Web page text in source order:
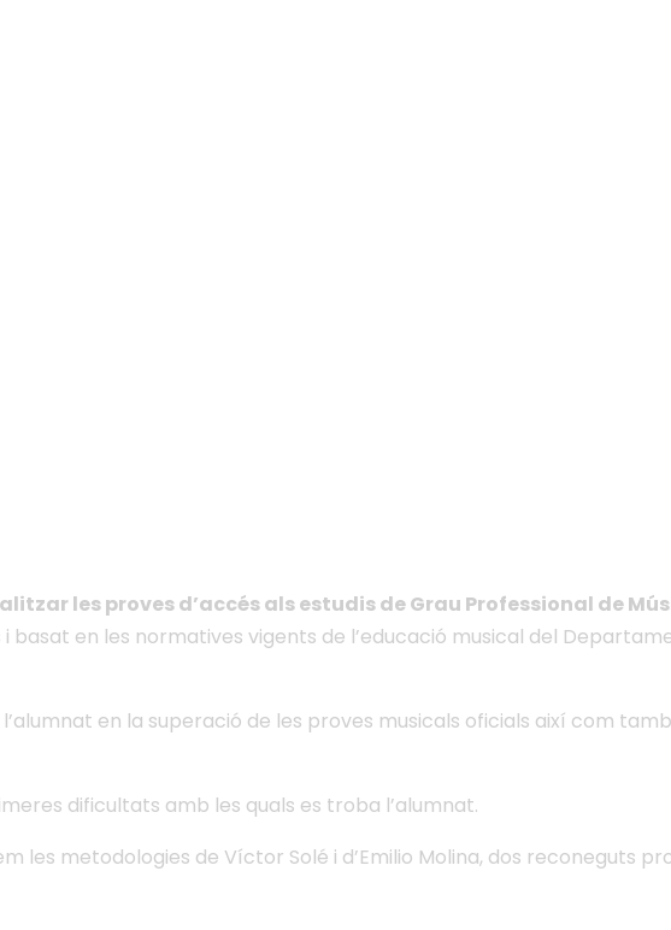
les proves d’accés als estudis de Grau Professional de
basat en les normatives vigents de l’educació musical del
en la superació de les proves musicals oficials així com
dificultats amb les quals es troba l’alumnat.
les metodologies de Víctor Solé i d’Emilio Molina, dos reconeguts